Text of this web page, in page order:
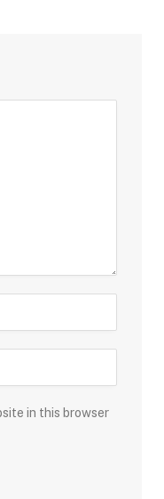
in this browser